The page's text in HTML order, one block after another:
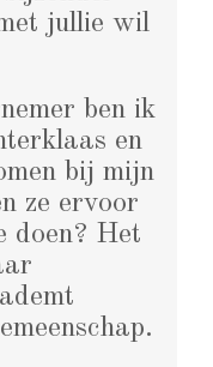
jullie wil
ben ik
en
bij mijn
ze ervoor
doen? Het